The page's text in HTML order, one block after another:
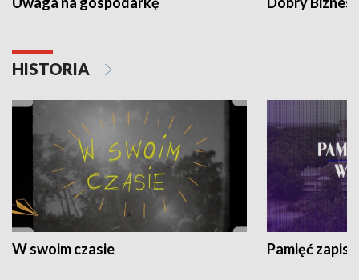
HISTORIA
W swoim czasie Pamięć